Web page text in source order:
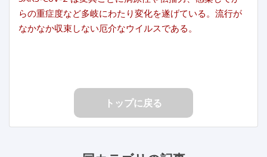
らの重症度など多岐にわたり変化を遂げている。流行が
なかなか収束しない厄介なウイルスである。
トップに戻る